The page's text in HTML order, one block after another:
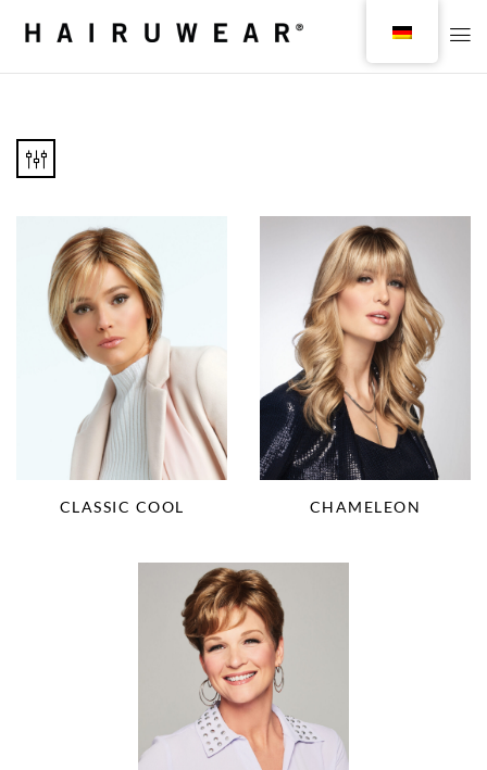
CLASSIC COOL CHAMELEON